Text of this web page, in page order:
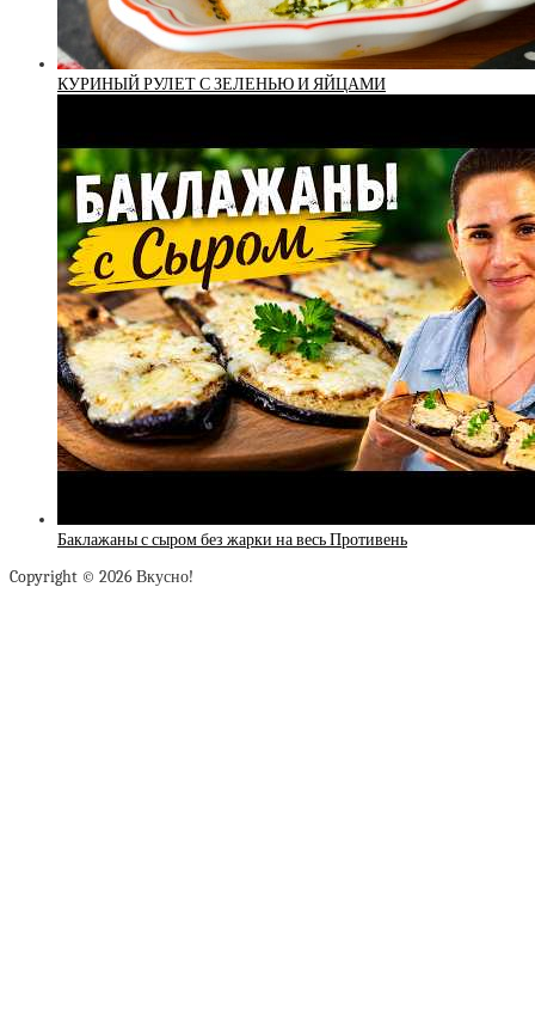
КУРИНЫЙ РУЛЕТ С ЗЕЛЕНЬЮ И ЯЙЦАМИ
Баклажаны с сыром без жарки на весь Противень
Copyright © 2026 Вкусно!